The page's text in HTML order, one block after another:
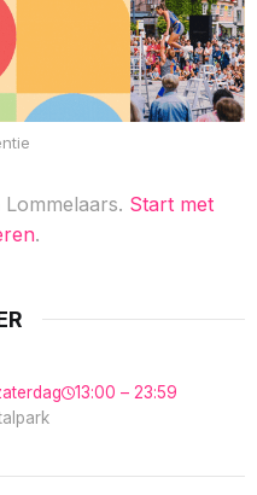
Start met
.
13:00 – 23:59